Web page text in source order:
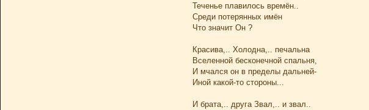
Теченье плавилось времён..
Среди потерянных имён
Что значит Он ?
Красива,.. Холодна,.. печальна
Вселенной бесконечной спальня,
И мчался он в пределы дальней-
Иной какой-то стороны...
И брата,.. друга Звал,.. и звал..